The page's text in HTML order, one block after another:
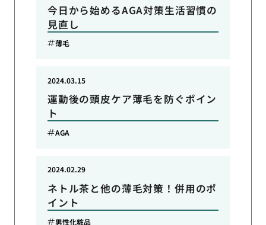
今日から始めるAGA対策生活習慣の
見直し
薄毛
運動後の頭皮ケア薄毛を防ぐポイン
ト
2024.03.15
AGA
ネトル茶と他の薄毛対策！併用のポ
イント
2024.02.29
男性化粧品